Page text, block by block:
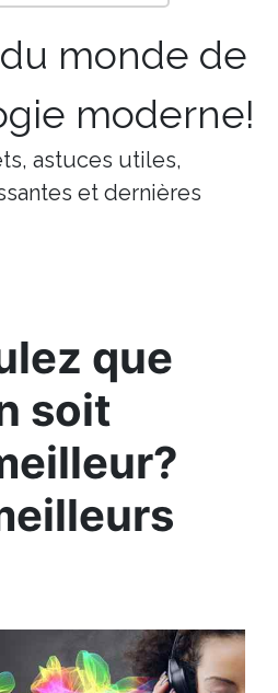
monde de
moderne!
astuces utiles,
et dernières
que
soit